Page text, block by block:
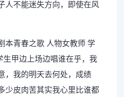
人不能迷失方向，即使在风
本青春之歌 人物女教师 学
生甲边上场边唱谁在乎，我
，我的明天去何处，成绩
少皮肉苦其实我心里比谁都